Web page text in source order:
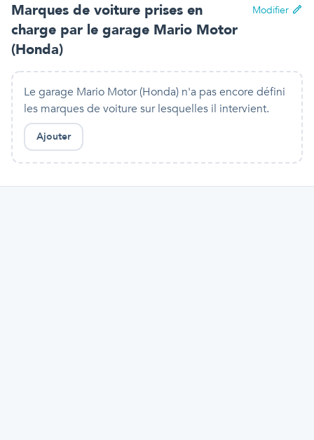
Marques de voiture prises en
charge par le garage Mario Motor
(Honda)
Modifier
Le garage Mario Motor (Honda) n'a pas encore défini
les marques de voiture sur lesquelles il intervient.
Ajouter